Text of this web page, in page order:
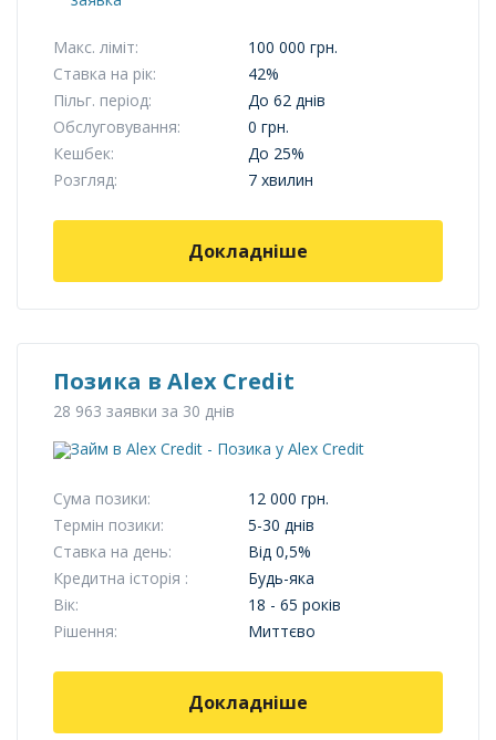
Макс. ліміт:
100 000 грн.
Ставка на рік:
42%
Пільг. період:
До 62 днів
Обслуговування:
0 грн.
Кешбек:
До 25%
Розгляд:
7 хвилин
Докладніше
Позика в Alex Credit
28 963 заявки за 30 днів
Сума позики:
12 000 грн.
Термін позики:
5-30 днів
Ставка на день:
Від 0,5%
Кредитна історія :
Будь-яка
Вік:
18 - 65 років
Рішення:
Миттєво
Докладніше